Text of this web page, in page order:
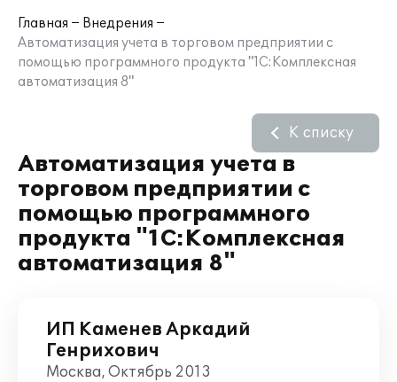
Главная
Внедрения
Автоматизация учета в торговом предприятии с
помощью программного продукта "1С:Комплексная
автоматизация 8"
Автоматизация учета в
торговом предприятии с
помощью программного
продукта "1С:Комплексная
автоматизация 8"
К списку
ИП Каменев Аркадий
Генрихович
Москва, Октябрь 2013